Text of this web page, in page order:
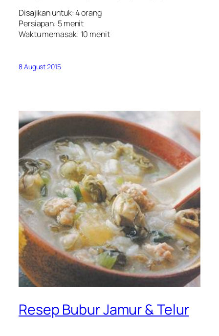
Disajikan untuk: 4 orang
Persiapan: 5 menit
Waktu memasak: 10 menit
8 August 2015
Resep Bubur Jamur & Telur